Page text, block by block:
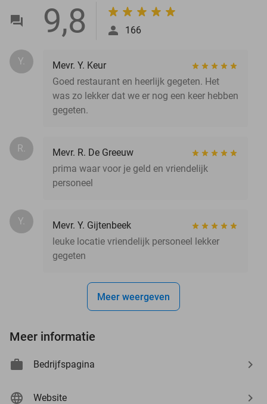
9,8 166
Y.
Mevr. Y. Keur
Goed restaurant en heerlijk gegeten. Het
was zo lekker dat we er nog een keer hebben
gegeten.
R.
Mevr. R. De Greeuw
prima waar voor je geld en vriendelijk
personeel
Y.
Mevr. Y. Gijtenbeek
leuke locatie vriendelijk personeel lekker
gegeten
Meer weergeven
Meer informatie
Bedrijfspagina
Website